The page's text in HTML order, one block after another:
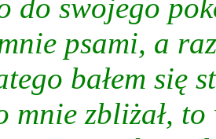
do swojego
psami, a
bałem się
mnie zbliżał,